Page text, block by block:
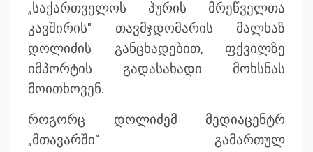
„საქართველოს პურის მრეწველთა
კავშირის" თავმჯდომარის მალხაზ
დოლიძის განცხადებით, ფქვილზე
იმპორტის გადასახადი მოხსნას
მოითხოვენ.
როგორც დოლიძემ მედიაცენტრ
„მთავარში“ გამართულ